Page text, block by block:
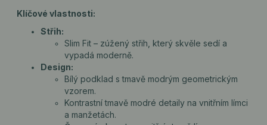
Klíčové vlastnosti:
Střih:
Slim Fit – zúžený střih, který skvěle sedí a
vypadá moderně.
Design:
Bílý podklad s tmavě modrým geometrickým
vzorem.
Kontrastní tmavě modré detaily na vnitřním límci
a manžetách.